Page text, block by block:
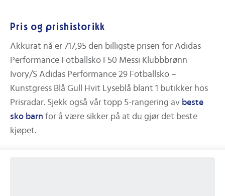
Pris og prishistorikk
Akkurat nå er 717,95 den billigste prisen for Adidas
Performance Fotballsko F50 Messi Klubbbrønn
Ivory/S Adidas Performance 29 Fotballsko –
Kunstgress Blå Gull Hvit Lyseblå blant 1 butikker hos
Prisradar. Sjekk også vår topp 5-rangering av beste
sko barn for å være sikker på at du gjør det beste
kjøpet.